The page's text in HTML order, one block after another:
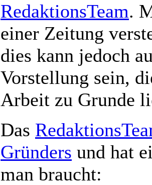
RedaktionsTeam.
einer Zeitung
dies kann jedoch
Vorstellung sein,
Arbeit zu Grunde
Das
Gründers und hat
man braucht: